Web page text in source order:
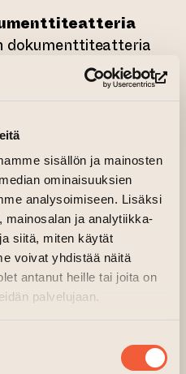
sisällön ja mainosten
ominaisuuksien
analysoimiseen. Lisäksi
mainosalan ja analytiikka-
siitä, miten käytät
voivat yhdistää näitä
antanut heille tai joita on
palvelujaan.
dokumenttiteatteria
runsaasta
lähdemateriaalista
on käytetty
Kajavan, Elvi
Arvo Turtiaisen
laulua ja muita
ja arkistoja
lehtiartikkeleita sekä
Esitys sisältää
tekstejä.
ja kirjoitettu